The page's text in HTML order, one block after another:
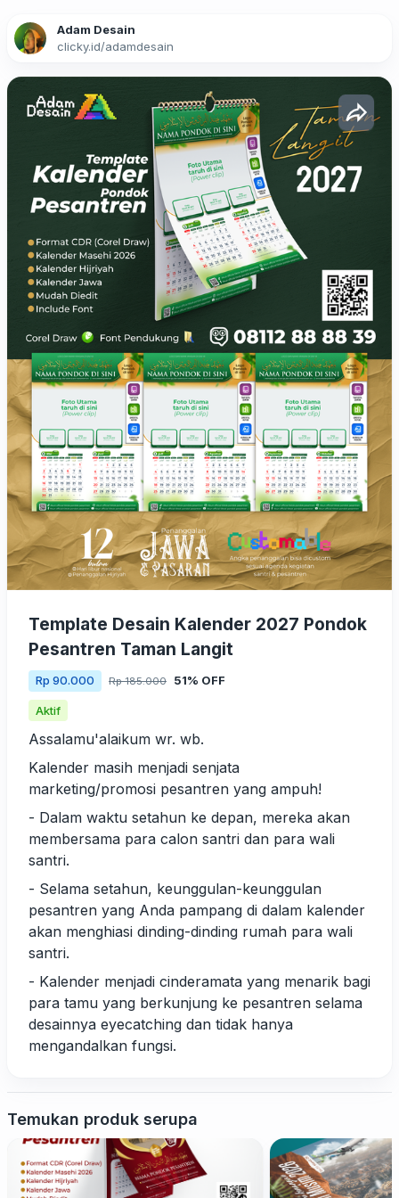
Adam Desain
clicky.id/adamdesain
Template Desain Kalender 2027 Pondok
Pesantren Taman Langit
Rp 90.000 Rp 185.000 51% OFF
Aktif
Assalamu'alaikum wr. wb.
Kalender masih menjadi senjata
marketing/promosi pesantren yang ampuh!
- Dalam waktu setahun ke depan, mereka akan
membersama para calon santri dan para wali
santri.
- Selama setahun, keunggulan-keunggulan
pesantren yang Anda pampang di dalam kalender
akan menghiasi dinding-dinding rumah para wali
santri.
- Kalender menjadi cinderamata yang menarik bagi
para tamu yang berkunjung ke pesantren selama
desainnya eyecatching dan tidak hanya
mengandalkan fungsi.
Temukan produk serupa